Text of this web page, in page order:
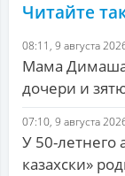
Читайте
08:11, 9 августа
Мама Димаша
дочери и
07:10, 9 августа
У 50-летнего
казахски»